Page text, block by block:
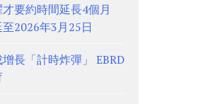
才要約時間延長4個月
2026年3月25日
長「計時炸彈」 EBRD